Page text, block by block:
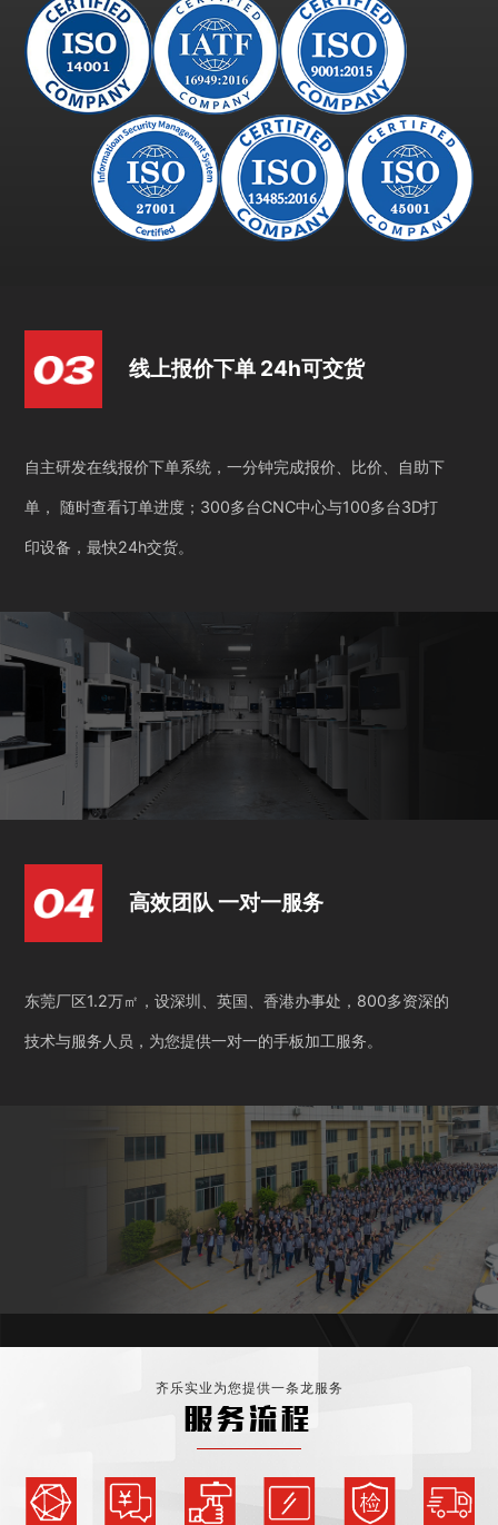
线上报价下单 24h可交货
自主研发在线报价下单系统，一分钟完成报价、比价、自助下
单， 随时查看订单进度；300多台CNC中心与100多台3D打
印设备，最快24h交货。
高效团队 一对一服务
东莞厂区1.2万㎡，设深圳、英国、香港办事处，800多资深的
技术与服务人员，为您提供一对一的手板加工服务。
齐乐实业为您提供一条龙服务
服务流程